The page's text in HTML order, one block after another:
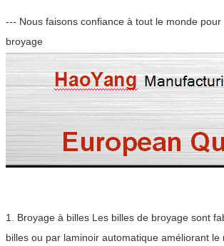
--- Nous faisons confiance à tout le monde
broyage
1. Broyage à billes Les billes de broyage sont
billes ou par laminoir automatique améliorant